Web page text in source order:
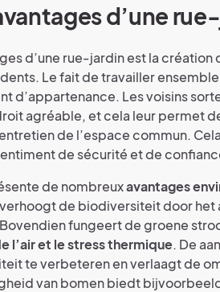
d’une
d’une rue-jardin est la création
Le fait de travailler
d’appartenance. Les voisins
agréable, et cela leur permet
de l’espace commun.
de sécurité et de
de nombreuxavantages
de biodiversiteit door het
fungeert de groene
l’air et le stress thermique. De
te verbeteren en verlaagt de
van bomen biedt